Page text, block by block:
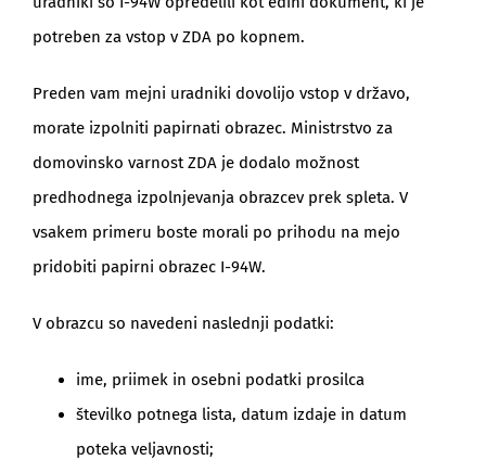
potreben za vstop v ZDA po kopnem.
Preden vam mejni uradniki dovolijo vstop v državo,
morate izpolniti papirnati obrazec. Ministrstvo za
domovinsko varnost ZDA je dodalo možnost
predhodnega izpolnjevanja obrazcev prek spleta. V
vsakem primeru boste morali po prihodu na mejo
pridobiti papirni obrazec I-94W.
V obrazcu so navedeni naslednji podatki:
ime, priimek in osebni podatki prosilca
številko potnega lista, datum izdaje in datum
poteka veljavnosti;